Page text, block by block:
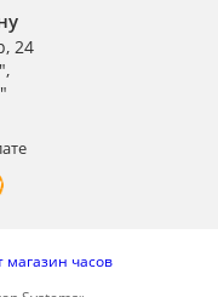
24
магазин часов